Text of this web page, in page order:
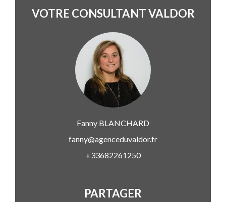
VOTRE CONSULTANT VALDOR
Fanny BLANCHARD
fanny@agenceduvaldor.fr
+33682261250
PARTAGER